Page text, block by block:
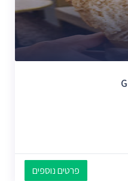
פרטים נוספים